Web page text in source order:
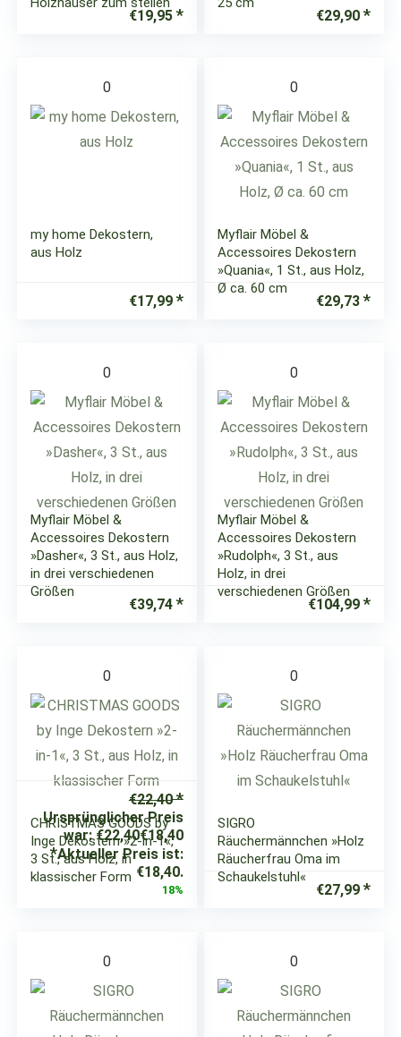
€19,95 €29,90
0
my home Dekostern,
aus Holz
€17,99
0
Myflair Möbel &
Accessoires Dekostern
»Quania«, 1 St., aus Holz,
Ø ca. 60 cm
€29,73
0
Myflair Möbel &
Accessoires Dekostern
»Dasher«, 3 St., aus Holz,
in drei verschiedenen
Größen
€39,74
0
Myflair Möbel &
Accessoires Dekostern
»Rudolph«, 3 St., aus
Holz, in drei
verschiedenen Größen
€104,99
0
CHRISTMAS GOODS by
Inge Dekostern »2-in-1«,
3 St., aus Holz, in
klassischer Form
€22,40
Ursprünglicher Preis
war: €22,40€18,40
Aktueller Preis ist:
€18,40.
18%
0
SIGRO
Räuchermännchen »Holz
Räucherfrau Oma im
Schaukelstuhl«
€27,99
0 0